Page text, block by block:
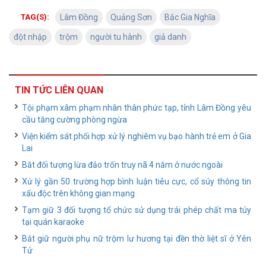
TAG(S): Lâm Đồng Quảng Sơn Bắc Gia Nghĩa
đột nhập trộm người tu hành giả danh
TIN TỨC LIÊN QUAN
Tội phạm xâm phạm nhân thân phức tạp, tỉnh Lâm Đồng yêu
cầu tăng cường phòng ngừa
Viện kiểm sát phối hợp xử lý nghiêm vụ bạo hành trẻ em ở Gia
Lai
Bắt đối tượng lừa đảo trốn truy nã 4 năm ở nước ngoài
Xử lý gần 50 trường hợp bình luận tiêu cực, cổ súy thông tin
xấu độc trên không gian mạng
Tạm giữ 3 đối tượng tổ chức sử dụng trái phép chất ma túy
tại quán karaoke
Bắt giữ người phụ nữ trộm lư hương tại đền thờ liệt sĩ ở Yên
Tử